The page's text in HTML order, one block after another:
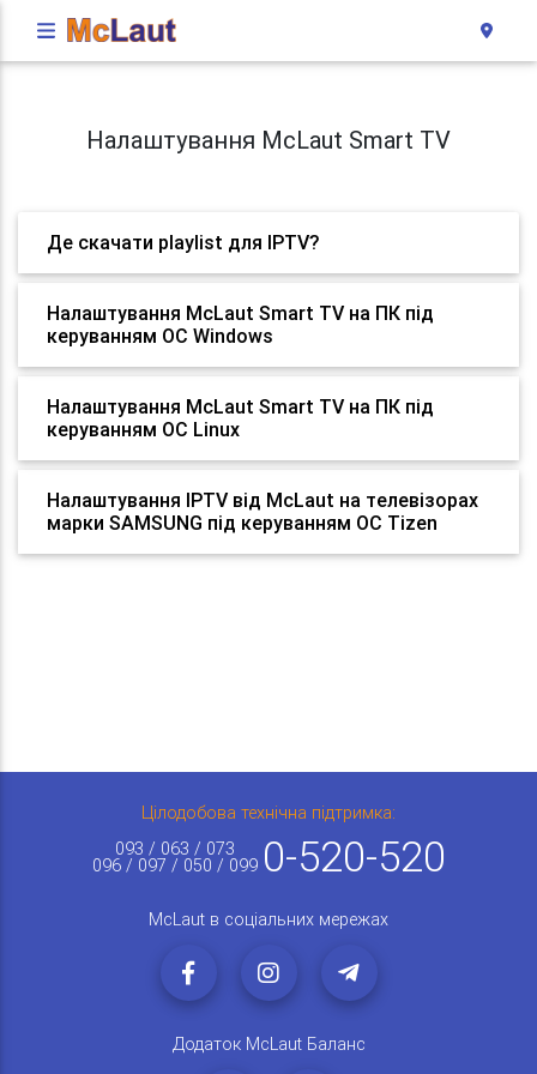
Налаштування McLaut Smart TV
Де скачати playlist для IPTV?
Налаштування McLaut Smart TV на ПК під
керуванням ОС Windows
Налаштування McLaut Smart TV на ПК під
керуванням ОС Linux
Налаштування IPTV від McLaut на телевізорах
марки SAMSUNG під керуванням ОС Tizen
Цілодобова технічна підтримка:
093 / 063 / 073
096 / 097 / 050 / 099 0-520-520
McLaut в соціальних мережах
Додаток McLaut Баланс